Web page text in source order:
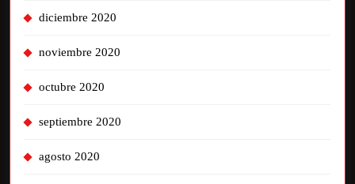
diciembre 2020
noviembre 2020
octubre 2020
septiembre 2020
agosto 2020